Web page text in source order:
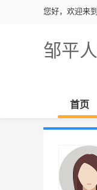
您好，欢迎来
邹平
首页